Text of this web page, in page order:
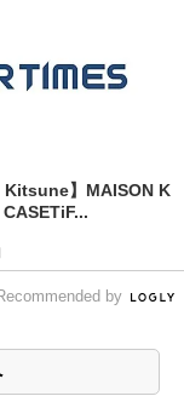
Kitsune】MAISON K
by